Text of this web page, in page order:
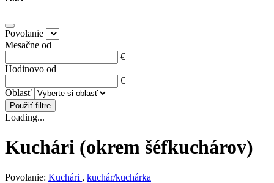
Povolanie
Mesačne od
€
Hodinovo od
€
Oblasť
Použiť filtre
Loading...
Kuchári (okrem šéfkuchárov)
Povolanie: Kuchári , kuchár/kuchárka